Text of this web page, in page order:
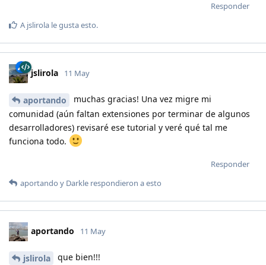
Responder
A jslirola le gusta esto.
jslirola 11 May
aportando
muchas gracias! Una vez migre mi
comunidad (aún faltan extensiones por terminar de algunos
desarrolladores) revisaré ese tutorial y veré qué tal me
funciona todo.
Responder
aportando y Darkle respondieron a esto
aportando 11 May
jslirola
que bien!!!